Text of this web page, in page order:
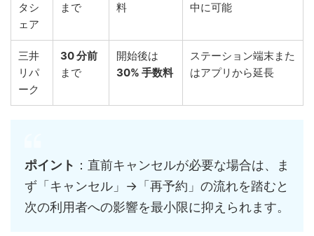
タシ
ェア
まで
料
中に可能
三井
リパ
ーク
30 分前
まで
開始後は
30% 手数料
ステーション端末また
はアプリから延長
ポイント ：直前キャンセルが必要な場合は、ま
ず「キャンセル」→「再予約」の流れを踏むと
次の利用者への影響を最小限に抑えられます。